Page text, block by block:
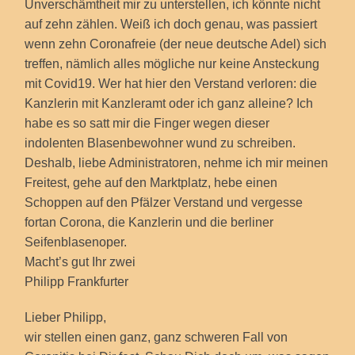
Unverschämtheit mir zu unterstellen, ich könnte nicht
auf zehn zählen. Weiß ich doch genau, was passiert
wenn zehn Coronafreie (der neue deutsche Adel) sich
treffen, nämlich alles mögliche nur keine Ansteckung
mit Covid19. Wer hat hier den Verstand verloren: die
Kanzlerin mit Kanzleramt oder ich ganz alleine? Ich
habe es so satt mir die Finger wegen dieser
indolenten Blasenbewohner wund zu schreiben.
Deshalb, liebe Administratoren, nehme ich mir meinen
Freitest, gehe auf den Marktplatz, hebe einen
Schoppen auf den Pfälzer Verstand und vergesse
fortan Corona, die Kanzlerin und die berliner
Seifenblasenoper.
Macht’s gut Ihr zwei
Philipp Frankfurter
Lieber Philipp,
wir stellen einen ganz, ganz schweren Fall von